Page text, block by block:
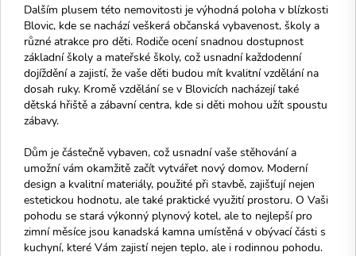
Dalším plusem této nemovitosti je výhodná poloha v blízkosti
Blovic, kde se nachází veškerá občanská vybavenost, školy a
různé atrakce pro děti. Rodiče ocení snadnou dostupnost
základní školy a mateřské školy, což usnadní každodenní
dojíždění a zajistí, že vaše děti budou mít kvalitní vzdělání na
dosah ruky. Kromě vzdělání se v Blovicích nacházejí také
dětská hřiště a zábavní centra, kde si děti mohou užít spoustu
zábavy.
Dům je částečně vybaven, což usnadní vaše stěhování a
umožní vám okamžitě začít vytvářet nový domov. Moderní
design a kvalitní materiály, použité při stavbě, zajišťují nejen
estetickou hodnotu, ale také praktické využití prostoru. O Vaši
pohodu se stará výkonný plynový kotel, ale to nejlepší pro
zimní měsíce jsou kanadská kamna umístěná v obývací části s
kuchyní, které Vám zajistí nejen teplo, ale i rodinnou pohodu.